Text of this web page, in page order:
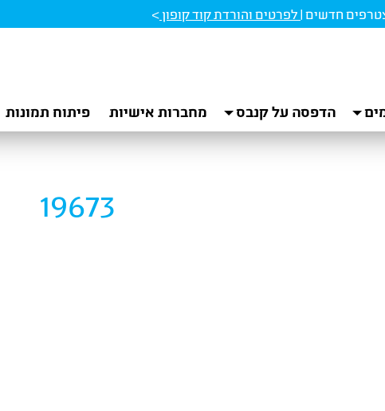
לפרטים והורדת קוד קופון>
הדפסה על קנבס מחברות אישיות פיתוח תמונות
19673